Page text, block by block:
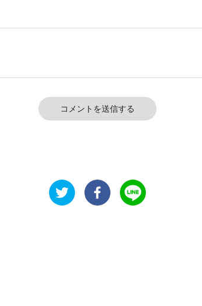
コメントを送信する